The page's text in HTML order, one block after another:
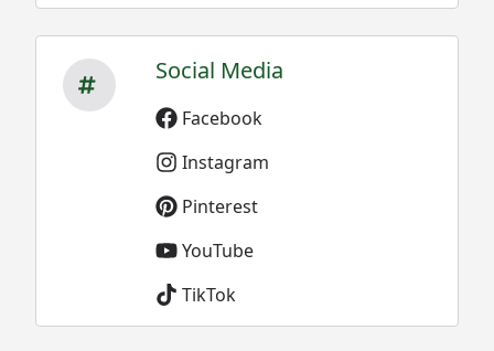
Social Media
Facebook
Instagram
Pinterest
YouTube
TikTok